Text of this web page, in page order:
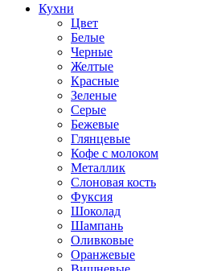
Кухни
Цвет
Белые
Черные
Желтые
Красные
Зеленые
Серые
Бежевые
Глянцевые
Кофе с молоком
Металлик
Слоновая кость
Фуксия
Шоколад
Шампань
Оливковые
Оранжевые